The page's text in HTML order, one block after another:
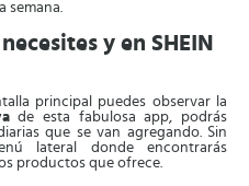
semana.
y en SHEIN
principal puedes observar la
de esta fabulosa app, podrás
que se van agregando. Sin
lateral donde encontrarás
productos que ofrece.